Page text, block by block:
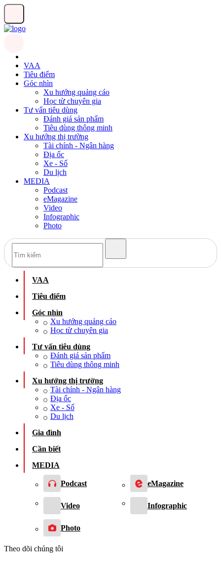
VAA
Tiêu điểm
Góc nhìn
Xu hướng quảng cáo
Học từ chuyên gia
Tư vấn tiêu dùng
Đánh giá sản phẩm
Tiêu dùng thông minh
Xu hướng thị trường
Tài chính - Ngân hàng
Địa ốc
Xe - Số
Du lịch
MEDIA
Podcast
eMagazine
Video
Infographic
Photo
VAA
Tiêu điểm
Góc nhìn
Xu hướng quảng cáo
Học từ chuyên gia
Tư vấn tiêu dùng
Đánh giá sản phẩm
Tiêu dùng thông minh
Xu hướng thị trường
Tài chính - Ngân hàng
Địa ốc
Xe - Số
Du lịch
Gia đình
Cần biết
MEDIA
Podcast eMagazine
Video Infographic
Photo
Theo dõi chúng tôi